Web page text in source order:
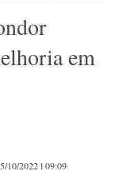
em
10/2022 l 09:09